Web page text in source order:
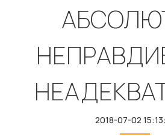
2018-07-02